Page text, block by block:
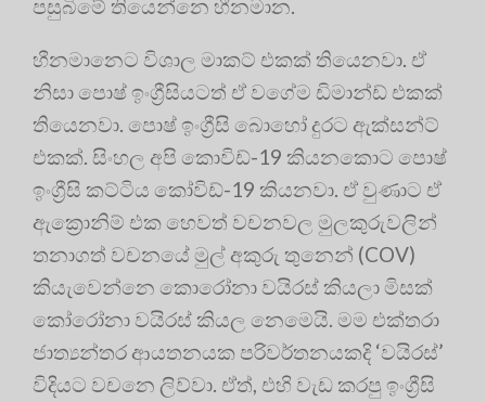
පසුබිමේ තියෙන්නෙ හීනමාන.
හීනමානෙට විශාල මාකට් එකක් තියෙනවා. ඒ
නිසා පොෂ් ඉංග්‍රීසියටත් ඒ වගේම ඩිමාන්ඩ් එකක්
තියෙනවා. පොෂ් ඉංග්‍රීසි බොහෝ දුරට ඇක්සන්ට්
එකක්. සිංහල අපි කොවිඩ්-19 කියනකොට පොෂ්
ඉංග්‍රීසි කට්ටිය කෝවිඩ්-19 කියනවා. ඒ වුණාට ඒ
ඇක්‍රොනිම් එක හෙවත් වචනවල මුලකුරුවලින්
තනාගත් වචනයේ මුල් අකුරු තුනෙන් (COV)
කියැවෙන්නෙ කොරෝනා වයිරස් කියලා මිසක්
කෝරෝනා වයිරස් කියල නෙමෙයි. මම එක්තරා
ජාත්‍යන්තර ආයතනයක පරිවර්තනයකදි ‘වයිරස්’
විදියට වචනෙ ලිව්වා. ඒත්, එහි වැඩ කරපු ඉංග්‍රීසි